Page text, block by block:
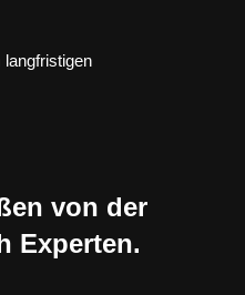
von der
Experten.